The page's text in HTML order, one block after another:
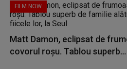
FILM NOW
Matt Damon, eclipsat de
covorul roșu. Tablou superb...